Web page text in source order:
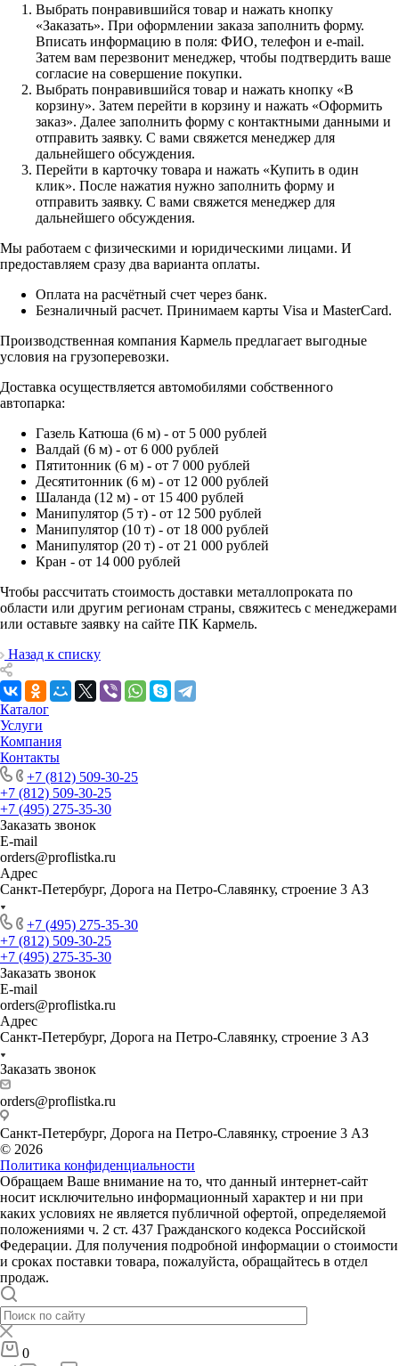
Выбрать понравившийся товар и нажать кнопку
«Заказать». При оформлении заказа заполнить форму.
Вписать информацию в поля: ФИО, телефон и e-mail.
Затем вам перезвонит менеджер, чтобы подтвердить ваше
согласие на совершение покупки.
Выбрать понравившийся товар и нажать кнопку «В
корзину». Затем перейти в корзину и нажать «Оформить
заказ». Далее заполнить форму с контактными данными и
отправить заявку. С вами свяжется менеджер для
дальнейшего обсуждения.
Перейти в карточку товара и нажать «Купить в один
клик». После нажатия нужно заполнить форму и
отправить заявку. С вами свяжется менеджер для
дальнейшего обсуждения.
Мы работаем с физическими и юридическими лицами. И
предоставляем сразу два варианта оплаты.
Оплата на расчётный счет через банк.
Безналичный расчет. Принимаем карты Visa и MasterCard.
Производственная компания Кармель предлагает выгодные
условия на грузоперевозки.
Доставка осуществляется автомобилями собственного
автопарка:
Газель Катюша (6 м) - от 5 000 рублей
Валдай (6 м) - от 6 000 рублей
Пятитонник (6 м) - от 7 000 рублей
Десятитонник (6 м) - от 12 000 рублей
Шаланда (12 м) - от 15 400 рублей
Манипулятор (5 т) - от 12 500 рублей
Манипулятор (10 т) - от 18 000 рублей
Манипулятор (20 т) - от 21 000 рублей
Кран - от 14 000 рублей
Чтобы рассчитать стоимость доставки металлопроката по
области или другим регионам страны, свяжитесь с менеджерами
или оставьте заявку на сайте ПК Кармель.
Назад к списку
Каталог
Услуги
Компания
Контакты
+7 (812) 509-30-25
+7 (812) 509-30-25
+7 (495) 275-35-30
Заказать звонок
E-mail
orders@proflistka.ru
Адрес
Санкт-Петербург, Дорога на Петро-Славянку, строение 3 АЗ
+7 (495) 275-35-30
+7 (812) 509-30-25
+7 (495) 275-35-30
Заказать звонок
E-mail
orders@proflistka.ru
Адрес
Санкт-Петербург, Дорога на Петро-Славянку, строение 3 АЗ
Заказать звонок
orders@proflistka.ru
Санкт-Петербург, Дорога на Петро-Славянку, строение 3 АЗ
© 2026
Политика конфиденциальности
Обращаем Ваше внимание на то, что данный интернет-сайт
носит исключительно информационный характер и ни при
каких условиях не является публичной офертой, определяемой
положениями ч. 2 ст. 437 Гражданского кодекса Российской
Федерации. Для получения подробной информации о стоимости
и сроках поставки товара, пожалуйста, обращайтесь в отдел
продаж.
0